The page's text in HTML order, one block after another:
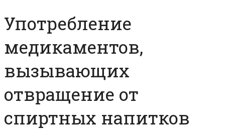
Употребление
медикаментов,
вызывающих
отвращение от
спиртных напитков